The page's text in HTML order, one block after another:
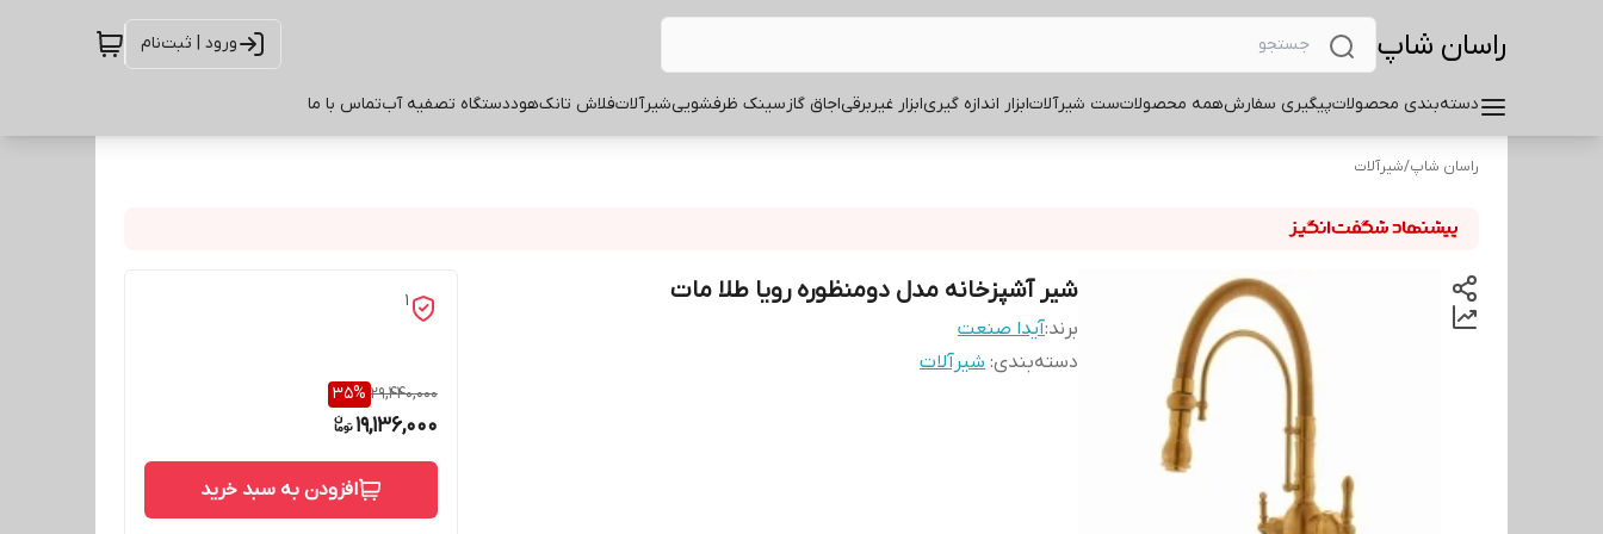
راسان شاپ ورود | ثبت‌نام
دسته‌بندی محصولاتپیگیری سفارشهمه محصولاتست شیرآلاتابزار اندازه گیریابزار غیربرقیاجاق گازسینک ظرفشوییشیرآلاتفلاش تانکهوددستگاه تصفیه آبتماس با ما
راسان شاپ/شیرآلات
شیر آشپزخانه مدل دومنظوره رویا طلا مات
برند:آیدا صنعت
دسته‌بندی: شیرآلات
1
29,440,000
35%
19,136,000
افزودن به سبد خرید